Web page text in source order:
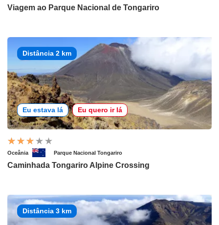
Viagem ao Parque Nacional de Tongariro
Distância 2 km
Eu estava lá Eu quero ir lá
Oceânia Parque Nacional Tongariro
Caminhada Tongariro Alpine Crossing
Distância 3 km